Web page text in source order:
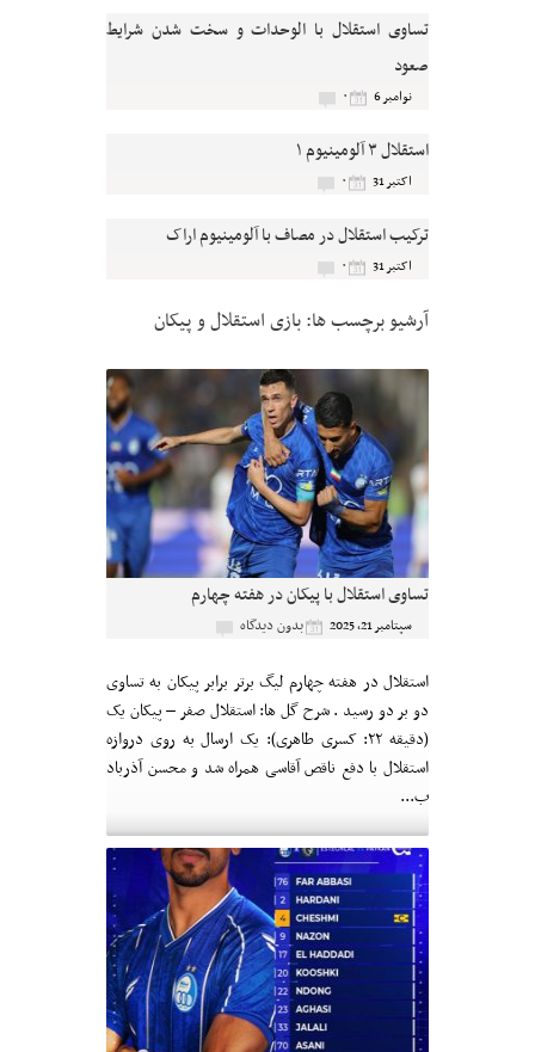
تساوی استقلال با الوحدات و سخت شدن شرایط
صعود
نوامبر 6 ۰
استقلال ۳ آلومینیوم ۱
اکتبر 31 ۰
ترکیب استقلال در مصاف با آلومینیوم اراک
اکتبر 31 ۰
آرشیو برچسب ها:بازی استقلال و پیکان
تساوی استقلال با پیکان در هفته چهارم
سپتامبر 21, 2025 بدون دیدگاه
استقلال در هفته چهارم لیگ برتر برابر پیکان به تساوی
دو بر دو رسید . شرح گل ها: استقلال صفر – پیکان یک
(دقیقه ۲۲: کسری طاهری): یک ارسال به روی دروازه
استقلال با دفع ناقص آقاسی همراه شد و محسن آذرباد
ب...